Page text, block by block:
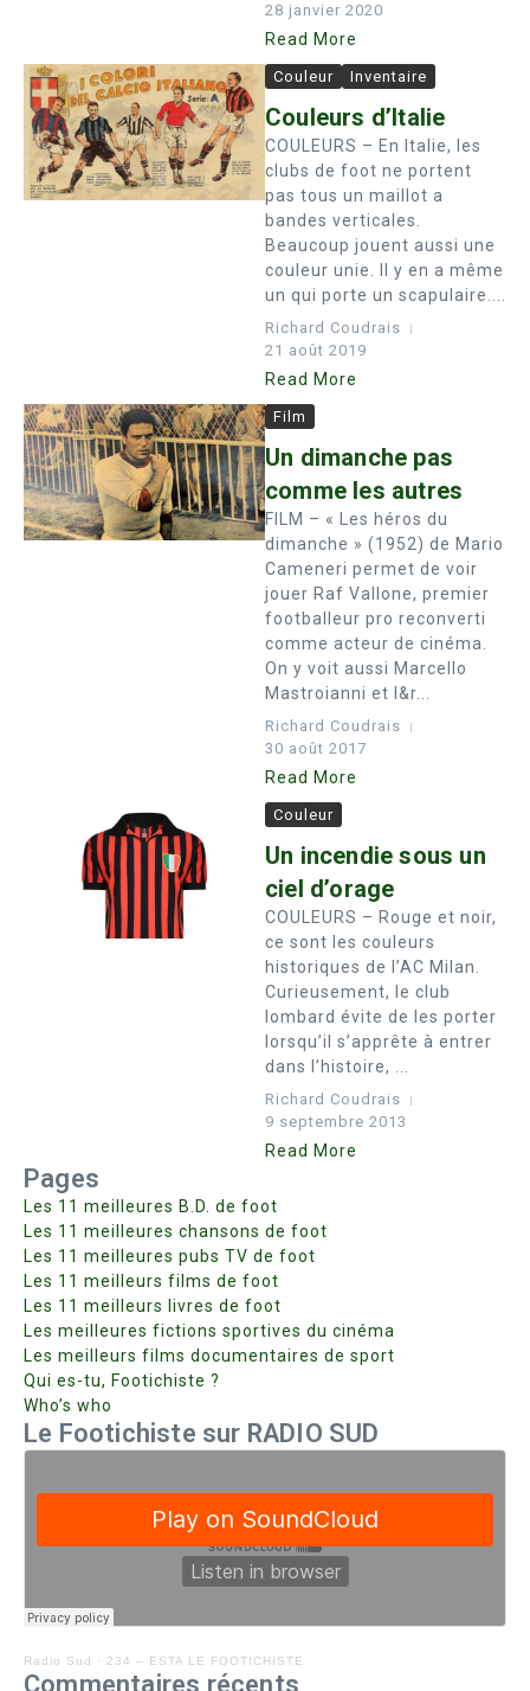
28 janvier 2020
Read More
Couleur Inventaire
Couleurs d’Italie
COULEURS – En Italie, les
clubs de foot ne portent
pas tous un maillot a
bandes verticales.
Beaucoup jouent aussi une
couleur unie. Il y en a même
un qui porte un scapulaire....
Richard Coudrais
21 août 2019
Read More
Film
Un dimanche pas
comme les autres
FILM – « Les héros du
dimanche » (1952) de Mario
Cameneri permet de voir
jouer Raf Vallone, premier
footballeur pro reconverti
comme acteur de cinéma.
On y voit aussi Marcello
Mastroianni et l&r...
Richard Coudrais
30 août 2017
Read More
Couleur
Un incendie sous un
ciel d’orage
COULEURS – Rouge et noir,
ce sont les couleurs
historiques de l’AC Milan.
Curieusement, le club
lombard évite de les porter
lorsqu’il s’apprête à entrer
dans l’histoire, ...
Richard Coudrais
9 septembre 2013
Read More
Pages
Les 11 meilleures B.D. de foot
Les 11 meilleures chansons de foot
Les 11 meilleures pubs TV de foot
Les 11 meilleurs films de foot
Les 11 meilleurs livres de foot
Les meilleures fictions sportives du cinéma
Les meilleurs films documentaires de sport
Qui es-tu, Footichiste ?
Who’s who
Le Footichiste sur RADIO SUD
Radio Sud · 234 – ESTA LE FOOTICHISTE
Commentaires récents